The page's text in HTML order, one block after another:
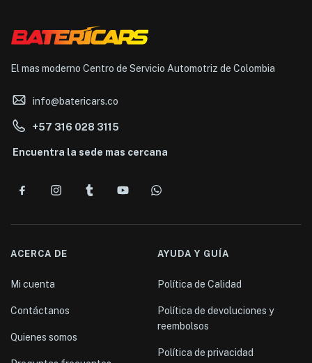
El mas moderno Centro de Servicio Automotriz de Colombia
info@batericars.co
+57 316 028 3115
Encuentra la sede mas cercana
ACERCA DE
Mi cuenta
Contáctanos
Quienes somos
AYUDA Y GUÍA
Política de Calidad
Política de devoluciones y
reembolsos
Política de privacidad